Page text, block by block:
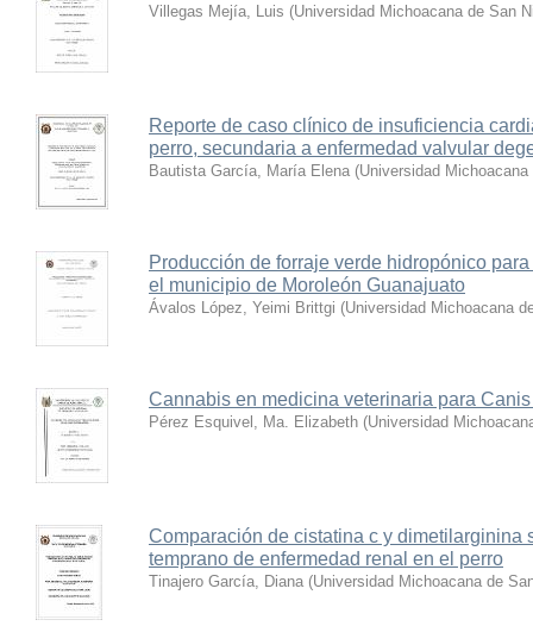
Villegas Mejía, Luis (Universidad Michoacana de San
Reporte de caso clínico de insuficiencia
perro, secundaria a enfermedad valvular
Bautista García, María Elena (Universidad
Producción de forraje verde hidropónico
el municipio de Moroleón Guanajuato
Ávalos López, Yeimi Brittgi (Universidad Michoacana
Cannabis en medicina veterinaria para
Pérez Esquivel, Ma. Elizabeth (Universidad
Comparación de cistatina c y dimetilarginina
temprano de enfermedad renal en el perro
Tinajero García, Diana (Universidad Michoacana de